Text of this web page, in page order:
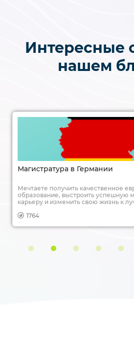
Интересные
нашем
Отсрочка от армии в
Вы только что получили диплом
продолжении учебы в
и планируете свой дальнейший
разбираемся, как магистратура
службу в армии.
2067